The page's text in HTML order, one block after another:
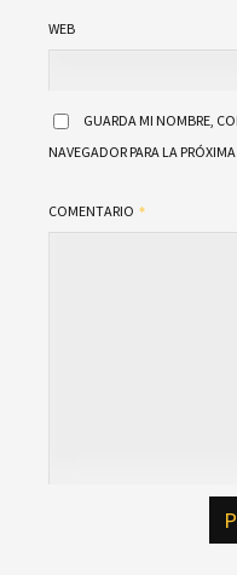
WEB
GUARDA MI NOMBRE,
NAVEGADOR PARA LA
COMENTARIO